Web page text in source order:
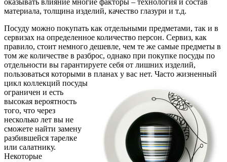
материала, толщина изделий, качество глазури и т.д.
Посуду можно покупать как отдельными предметами, так и в
сервизах на определенное количество персон. Сервиз, как
правило, стоит немного дешевле, чем те же самые предметы в
том же количестве в разброс, однако при покупке посуды по
отдельности вы гарантируете себя от лишних изделий,
пользоваться которыми в планах у вас нет. Часто жизненный
цикл коллекций посуды
ограничен и есть
высокая вероятность
того, что через
несколько лет вы не
сможете найти замену
разбившейся тарелке
или салатнику.
Некоторые